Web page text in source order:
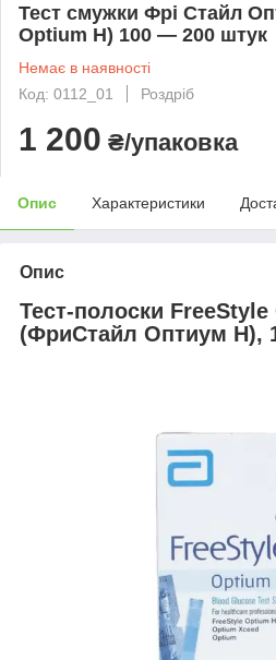
Тест смужки Фрі Стайл
Optium H) 100 — 200 штук
Немає в наявності
Код: 0112_01
Роздріб
1 200 ₴/упаковка
Опис Характеристики
Опис
Тест-полоски
(ФриСтайл Оптиум Н),